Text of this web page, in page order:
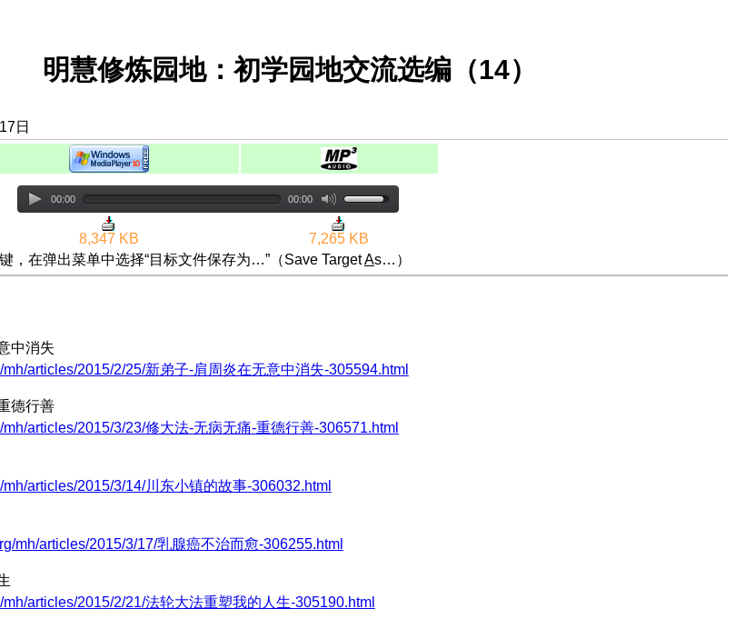
明慧修炼园地：初学园地交流选编（14）
日
00:00 00:00
8,347 KB
7,265 KB
，在弹出菜单中选择“目标文件保存为…”（Save TargetAs…）
中消失
articles/2015/2/25/新弟子-肩周炎在无意中消失-305594.html
德行善
articles/2015/3/23/修大法-无病无痛-重德行善-306571.html
articles/2015/3/14/川东小镇的故事-306032.html
mh/articles/2015/3/17/乳腺癌不治而愈-306255.html
articles/2015/2/21/法轮大法重塑我的人生-305190.html